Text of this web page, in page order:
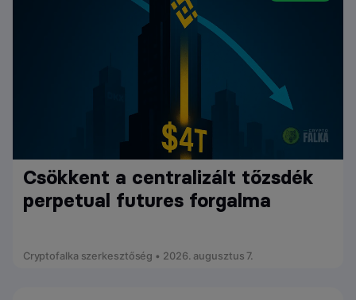
Csökkent a centralizált tőzsdék
perpetual futures forgalma
Cryptofalka szerkesztőség • 2026. augusztus 7.